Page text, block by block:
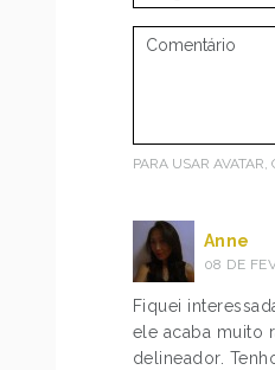
PARA USAR
Anne
08 DE
Fiquei
ele acaba muito
delineador.